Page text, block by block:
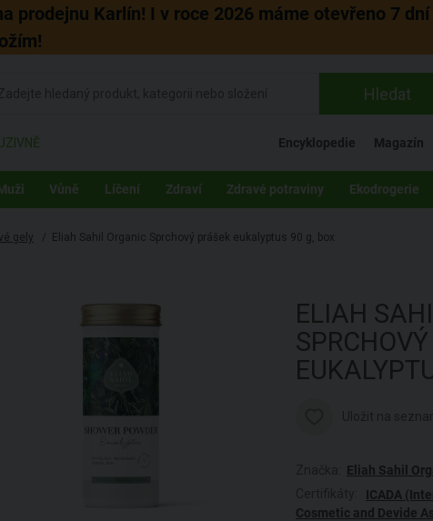
prodejnu Karlín! I v roce 2026 máme otevřeno 7 dní
Hledat
Encyklopedie Magazín
Vůně Líčení Zdraví Zdravé potraviny Ekodrogerie
gely / Eliah Sahil Organic Sprchový prášek eukalyptus 90 g, box
ELIAH
Eliah Sahil
ICADA
Cosmetic and Devide